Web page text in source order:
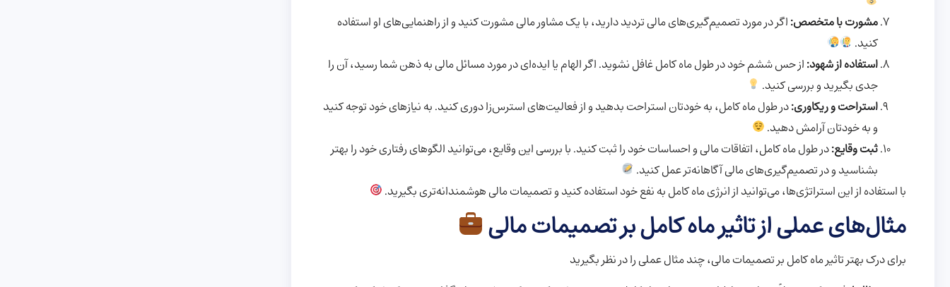
مشورت با متخصص:اگر در مورد تصمیم‌گیری‌های مالی تردید دارید، با یک مشاور مالی مشورت کنید و از راهنمایی‌های او استفاده
کنید.
استفاده از شهود:از حس ششم خود در طول ماه کامل غافل نشوید. اگر الهام یا ایده‌ای در مورد مسائل مالی به ذهن شما رسید، آن را
جدی بگیرید و بررسی کنید.
استراحت و ریکاوری:در طول ماه کامل، به خودتان استراحت بدهید و از فعالیت‌های استرس‌زا دوری کنید. به نیازهای خود توجه کنید
و به خودتان آرامش دهید.
ثبت وقایع:در طول ماه کامل، اتفاقات مالی و احساسات خود را ثبت کنید. با بررسی این وقایع، می‌توانید الگوهای رفتاری خود را بهتر
بشناسید و در تصمیم‌گیری‌های مالی آگاهانه‌تر عمل کنید.
با استفاده از این استراتژی‌ها، می‌توانید از انرژی ماه کامل به نفع خود استفاده کنید و تصمیمات مالی هوشمندانه‌تری بگیرید.
مثال‌های عملی از تاثیر ماه کامل بر تصمیمات مالی
برای درک بهتر تاثیر ماه کامل بر تصمیمات مالی، چند مثال عملی را در نظر بگیرید